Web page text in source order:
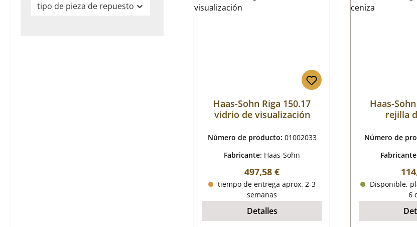
tipo de pieza de repuesto
Haas-Sohn Riga 150.17
vidrio de visualización
Número de producto: 01002033
Fabricante: Haas-Sohn
Precio normal:
497,58 €
tiempo de entrega aprox. 2-3
semanas
Detalles
Haas-
rejilla
Número de
Disponible,
6